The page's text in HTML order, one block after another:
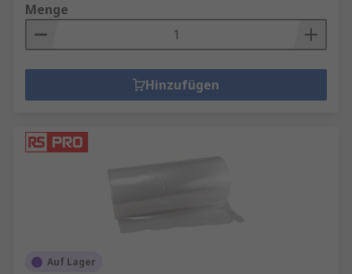
Menge
Hinzufügen
Auf Lager